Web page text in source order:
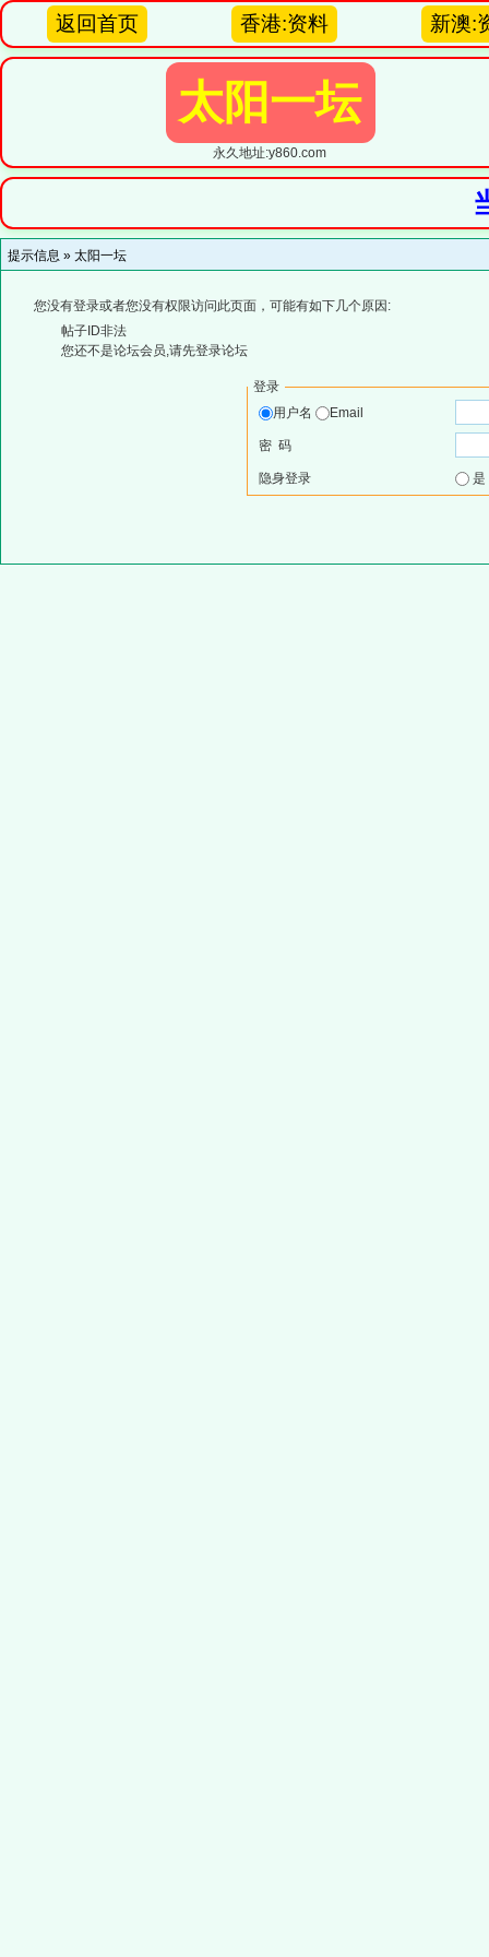
返回首页 香港:资料 新澳:
太阳一坛
永久地址:y860.com
提示信息 » 太阳一坛
您没有登录或者您没有权限访问此页面，可能有如下几个原因:
帖子ID非法
您还不是论坛会员,请先登录论坛
登录
用户名
Email
密 码
隐身登录